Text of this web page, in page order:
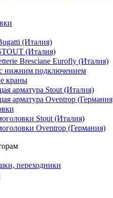
(Италия)
(Италия)
Bresciane Eurofly (Италия)
нижним подключением
краны
арматура Stout (Италия)
арматура Oventrop
Stout (Италия)
Oventrop (Германия)
переходники